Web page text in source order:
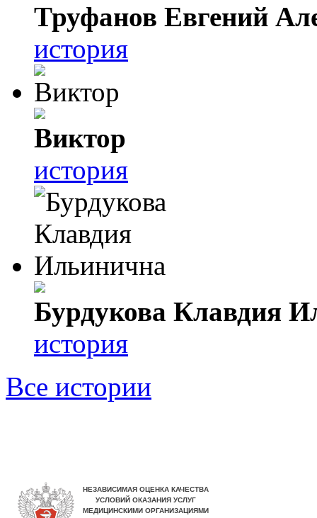
Труфанов Евгений
история
Виктор
история
Бурдукова Клавдия
история
Все истории